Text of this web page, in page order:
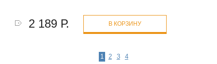
2 189 Р. В КОРЗИНУ
1 2 3 4